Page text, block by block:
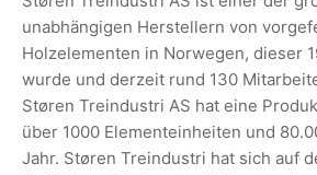
unabhängigen Herstellern von
Holzelementen in Norwegen, dieser
wurde und derzeit rund 130
Støren Treindustri AS hat eine
über 1000 Elementeinheiten und
Jahr. Støren Treindustri hat sich auf